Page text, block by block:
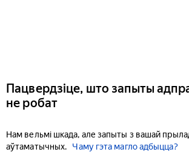
Пацвердзіце, што запыты
не робат
Нам вельмі шкада, але запыты з вашай
аўтаматычных.
Чаму гэта магло адбыцца?